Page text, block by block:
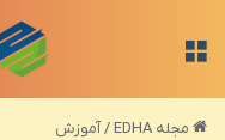
مجله EDHA /آموزش